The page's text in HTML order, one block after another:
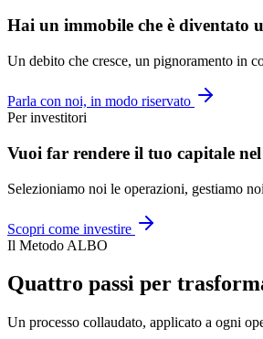
Hai un immobile che è diventato
Un debito che cresce, un pignoramento in
Parla con noi, in modo riservato
Per investitori
Vuoi far rendere il tuo capitale
Selezioniamo noi le operazioni, gestiamo
Scopri come investire
Il Metodo ALBO
Quattro passi per
Un processo collaudato, applicato a ogni